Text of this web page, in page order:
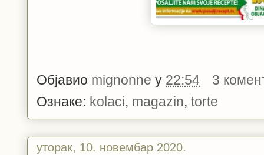
Објавио mignonne у 22:54
3
Ознаке: kolaci, magazin, torte
уторак, 10. новембар 2020.